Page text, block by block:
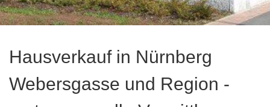
Hausverkauf in Nürnberg
Webersgasse und Region -